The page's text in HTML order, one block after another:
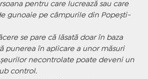
pentru care lucrează sau care
gunoaie pe câmpurile din Popești-
se pare că lăsată doar în baza
punerea în aplicare a unor măsuri
necontrolate poate deveni un
control.